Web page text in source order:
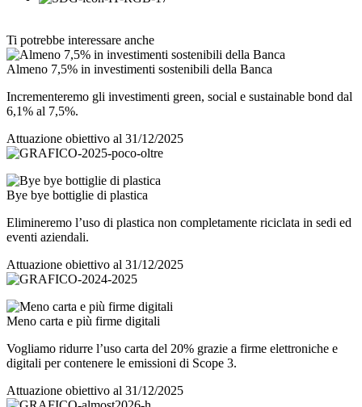
Ti potrebbe interessare anche
Almeno 7,5% in investimenti sostenibili della Banca
Incrementeremo gli investimenti green, social e sustainable bond dal
6,1% al 7,5%.
Attuazione obiettivo al 31/12/2025
Bye bye bottiglie di plastica
Elimineremo l’uso di plastica non completamente riciclata in sedi ed
eventi aziendali.
Attuazione obiettivo al 31/12/2025
Meno carta e più firme digitali
Vogliamo ridurre l’uso carta del 20% grazie a firme elettroniche e
digitali per contenere le emissioni di Scope 3.
Attuazione obiettivo al 31/12/2025